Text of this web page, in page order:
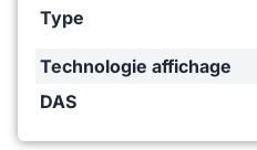
Type
Technologie affichage
DAS